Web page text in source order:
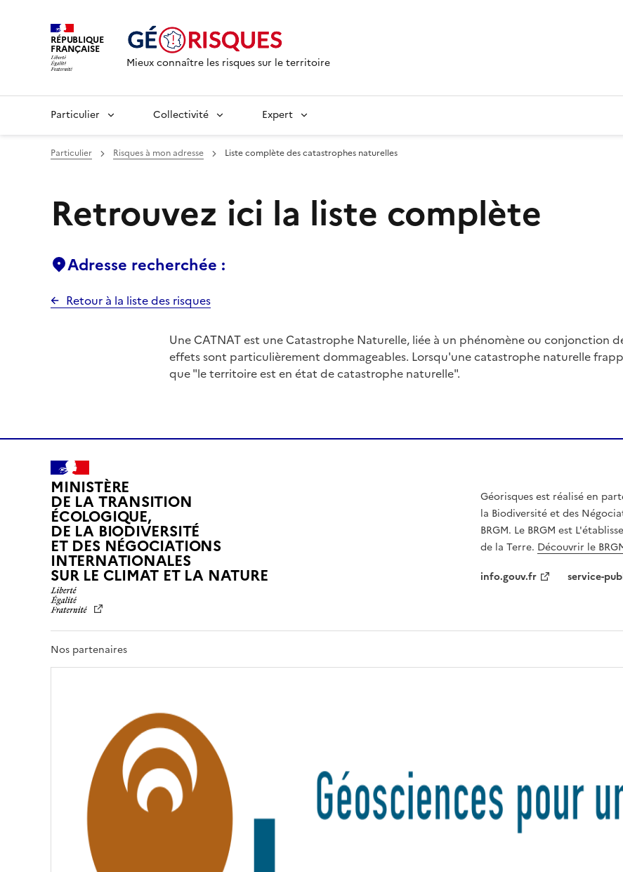
RÉPUBLIQUE
FRANÇAISE
Mieux connaître les risques sur le territoire
Particulier Collectivité Expert
Particulier Risques à mon adresse Liste complète des catastrophes naturelles
Retrouvez ici la liste complète
Adresse recherchée :
Retour à la liste des risques
Une CATNAT est une Catastrophe Naturelle, liée à un phénomène ou conjonction
effets sont particulièrement dommageables. Lorsqu'une catastrophe naturelle
que "le territoire est en état de catastrophe naturelle".
MINISTÈRE
DE LA TRANSITION
ÉCOLOGIQUE,
DE LA BIODIVERSITÉ
ET DES NÉGOCIATIONS
INTERNATIONALES
SUR LE CLIMAT ET LA NATUREL
R
É
R
Géorisques est réalisé en
la Biodiversité et des
BRGM. Le BRGM est
de la Terre. Découvrir le
info.gouv.fr
service-
Nos partenaires